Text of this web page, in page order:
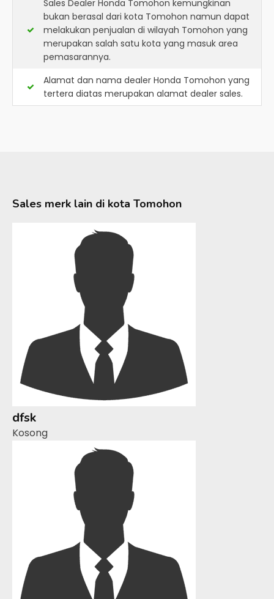
Sales Dealer Honda Tomohon kemungkinan
bukan berasal dari kota Tomohon namun dapat
melakukan penjualan di wilayah Tomohon yang
merupakan salah satu kota yang masuk area
pemasarannya.
Alamat dan nama dealer Honda Tomohon yang
tertera diatas merupakan alamat dealer sales.
Sales merk lain di kota Tomohon
dfsk
Kosong